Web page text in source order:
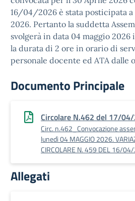
16/04/2026 è stata posticipata
2026. Pertanto la suddetta
svolgerà in data 04 maggio
la durata di 2 ore in orario di
personale docente ed ATA dalle
Documento Principale
Circolare N.462 del 17/
Circ. n.462_Convocazione
lunedì 04 MAGGIO 2026.
CIRCOLARE N. 459 DEL 16/
Allegati